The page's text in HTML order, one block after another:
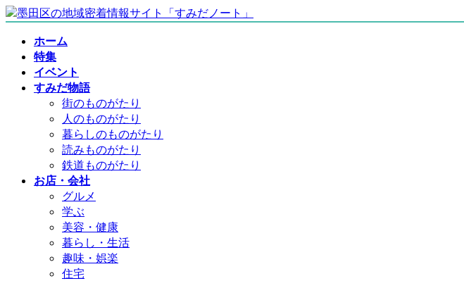
コ
ナ
ホーム
特集
イベント
すみだ物語
街のものがたり
人のものがたり
暮らしのものがたり
読みものがたり
鉄道ものがたり
お店・会社
グルメ
学ぶ
美容・健康
暮らし・生活
趣味・娯楽
住宅